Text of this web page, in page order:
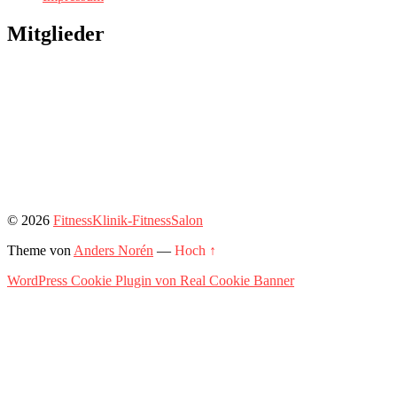
Mitglieder
© 2026 FitnessKlinik-FitnessSalon
Theme von Anders Norén — Hoch ↑
WordPress Cookie Plugin von Real Cookie Banner